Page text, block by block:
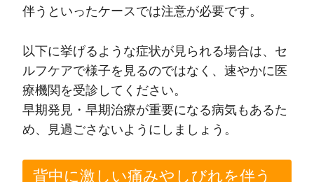
伴うといったケースでは注意が必要です。
以下に挙げるような症状が見られる場合は、セ
ルフケアで様子を見るのではなく、速やかに医
療機関を受診してください。
早期発見・早期治療が重要になる病気もあるた
め、見過ごさないようにしましょう。
背中に激しい痛みやしびれを伴う